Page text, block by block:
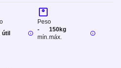
Peso
-
mín.
150kg
máx.